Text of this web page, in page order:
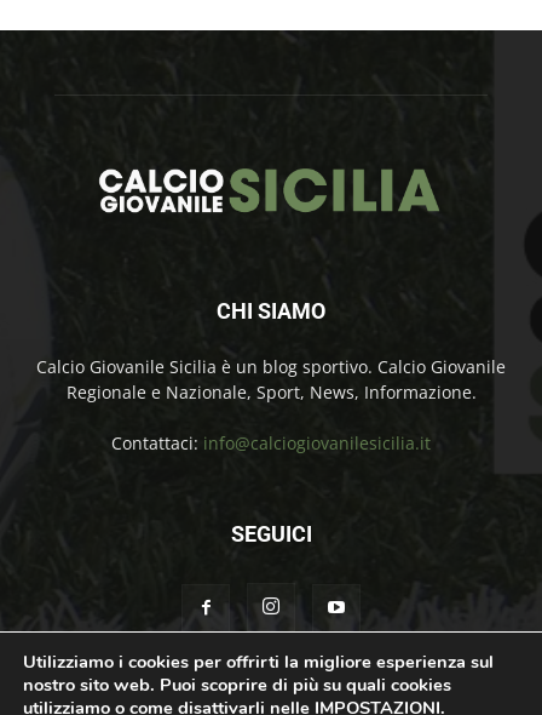
CHI SIAMO
Calcio Giovanile Sicilia è un blog sportivo. Calcio Giovanile
Regionale e Nazionale, Sport, News, Informazione.
Contattaci: info@calciogiovanilesicilia.it
SEGUICI
Chi Siamo Contatti Cookie Policy Privacy Policy
Utilizziamo i cookies per offrirti la migliore esperienza sul
nostro sito web. Puoi scoprire di più su quali cookies
utilizziamo o come disattivarli nelle IMPOSTAZIONI.